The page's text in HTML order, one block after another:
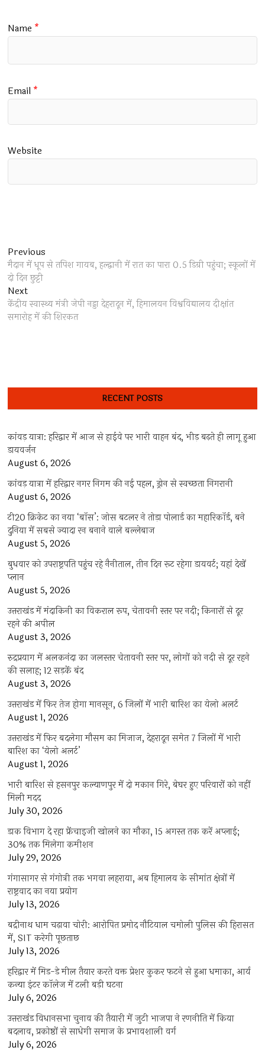
Name *
Email *
Website
Post
navigation
Previous
post:
मैदान में धूप से तपिश गायब, हल्‍द्वानी में रात का पारा 0.5 डिग्री पहुंचा; स्कूलों में
दो दिन छुट्टी
NextNext
post:
केंद्रीय स्वास्थ्य मंत्री जेपी नड्डा देहरादून में, हिमालयन विश्वविद्यालय दीक्षांत
समारोह में की शिरकत
RECENT POSTS
कांवड़ यात्रा: हरिद्वार में आज से हाईवे पर भारी वाहन बंद, भीड़ बढ़ते ही लागू हुआ
डायवर्जन
August 6, 2026
कांवड़ यात्रा में हरिद्वार नगर निगम की नई पहल, ड्रोन से स्वच्छता निगरानी
August 6, 2026
टी20 क्रिकेट का नया ‘बॉस’: जोस बटलर ने तोड़ा पोलार्ड का महारिकॉर्ड, बने
दुनिया में सबसे ज्यादा रन बनाने वाले बल्लेबाज
August 5, 2026
बुधवार को उपराष्ट्रपति पहुंच रहे नैनीताल, तीन दिन रूट रहेगा डायवर्ट; यहां देखें
प्‍लान
August 5, 2026
उत्तराखंड में मंदाकिनी का विकराल रूप, चेतावनी स्तर पर नदी; किनारों से दूर
रहने की अपील
August 3, 2026
रुद्रप्रयाग में अलकनंदा का जलस्तर चेतावनी स्तर पर, लोगों को नदी से दूर रहने
की सलाह; 12 सड़कें बंद
August 3, 2026
उत्तराखंड में फिर तेज होगा मानसून, 6 जिलों में भारी बारिश का येलो अलर्ट
August 1, 2026
उत्तराखंड में फिर बदलेगा मौसम का मिजाज, देहरादून समेत 7 जिलों में भारी
बारिश का ‘येलो अलर्ट’
August 1, 2026
भारी बारिश से हसनपुर कल्याणपुर में दो मकान गिरे, बेघर हुए परिवारों को नहीं
मिली मदद
July 30, 2026
डाक विभाग दे रहा फ्रेंचाइजी खोलने का मौका, 15 अगस्त तक करें अप्लाई;
30% तक मिलेगा कमीशन
July 29, 2026
गंगासागर से गंगोत्री तक भगवा लहराया, अब हिमालय के सीमांत क्षेत्रों में
राष्ट्रवाद का नया प्रयोग
July 13, 2026
बद्रीनाथ धाम चढ़ावा चोरी: आरोपित प्रमोद नौटियाल चमोली पुलिस की हिरासत
में, SIT करेगी पूछताछ
July 13, 2026
हरिद्वार में मिड-डे मील तैयार करते वक्त प्रेशर कुकर फटने से हुआ धमाका, आर्य
कन्या इंटर कॉलेज में टली बड़ी घटना
July 6, 2026
उत्तराखंंड विधानसभा चुनाव की तैयारी में जुटी भाजपा ने रणनीति में किया
बदलाव, प्रकोष्ठों से साधेगी समाज के प्रभावशाली वर्ग
July 6, 2026